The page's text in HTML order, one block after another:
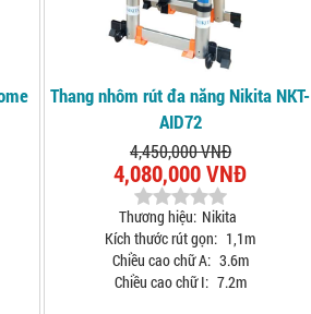
Thang nhôm rút đa năng Nikita NKT-
AID72
4,450,000 VNĐ
4,080,000 VNĐ
Thương hiệu: Nikita
Kích thước rút gọn: 1,1m
Chiều cao chữ A: 3.6m
Chiều cao chữ I: 7.2m